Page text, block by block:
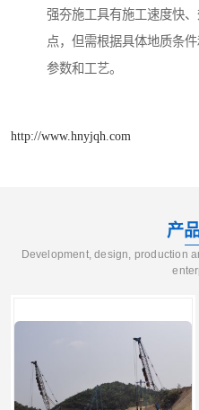
强夯施工具有施工速度快
点，但需根据具体地质条
参数和工艺。
http://www.hnyjqh.com
产
Development, design, production